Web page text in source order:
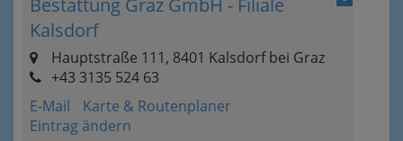
Bestattung Graz GmbH - Filiale
Kalsdorf
Hauptstraße 111, 8401 Kalsdorf bei Graz
+43 3135 524 63
E-Mail
Karte & Routenplaner
Eintrag ändern